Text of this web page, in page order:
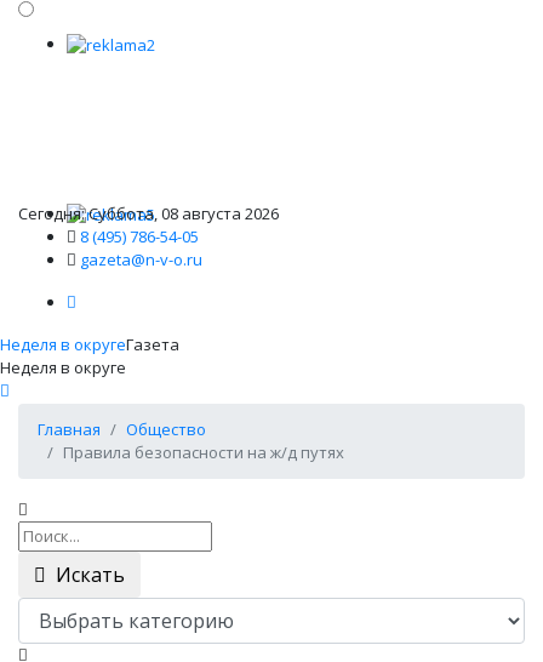
Сегодня: Суббота, 08 августа 2026
8 (495) 786-54-05
gazeta@n-v-o.ru
Неделя в округеГазета
Неделя в округе
Главная
Общество
Правила безопасности на ж/д путях
Искать